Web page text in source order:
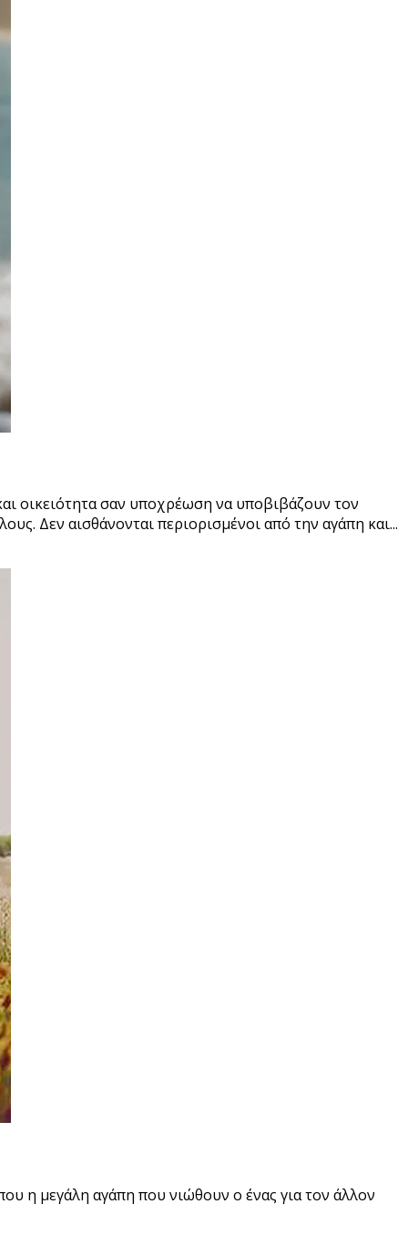
οικειότητα σαν υποχρέωση να υποβιβάζουν τον
Δεν αισθάνονται περιορισμένοι από την αγάπη και...
η μεγάλη αγάπη που νιώθουν ο ένας για τον άλλον